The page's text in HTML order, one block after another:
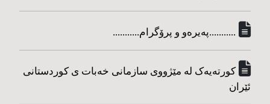
...........په‌یره‌و و پرۆگرام...........
کورته‌یه‌ک له مێژووی سازمانی خه‌بات ی کوردستانی
ئێران